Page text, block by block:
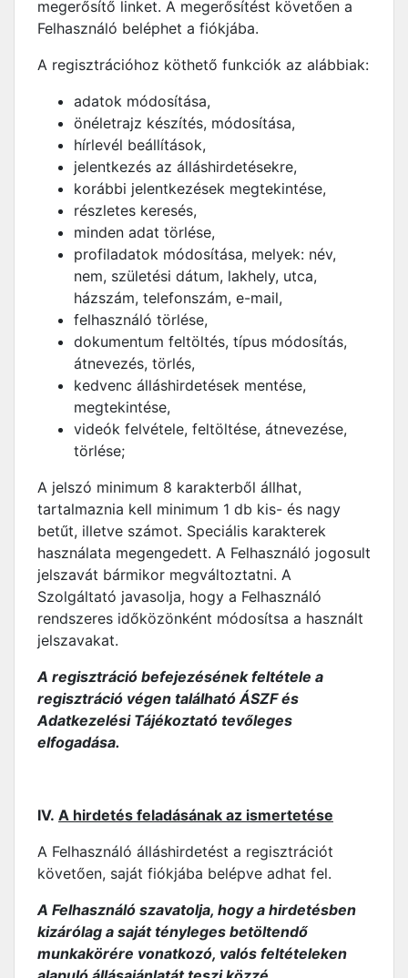
megerősítő linket. A megerősítést követően a
Felhasználó beléphet a fiókjába.
A regisztrációhoz köthető funkciók az alábbiak:
adatok módosítása,
önéletrajz készítés, módosítása,
hírlevél beállítások,
jelentkezés az álláshirdetésekre,
korábbi jelentkezések megtekintése,
részletes keresés,
minden adat törlése,
profiladatok módosítása, melyek: név,
nem, születési dátum, lakhely, utca,
házszám, telefonszám, e-mail,
felhasználó törlése,
dokumentum feltöltés, típus módosítás,
átnevezés, törlés,
kedvenc álláshirdetések mentése,
megtekintése,
videók felvétele, feltöltése, átnevezése,
törlése;
A jelszó minimum 8 karakterből állhat,
tartalmaznia kell minimum 1 db kis- és nagy
betűt, illetve számot. Speciális karakterek
használata megengedett. A Felhasználó jogosult
jelszavát bármikor megváltoztatni. A
Szolgáltató javasolja, hogy a Felhasználó
rendszeres időközönként módosítsa a használt
jelszavakat.
A regisztráció befejezésének feltétele a
regisztráció végen található ÁSZF és
Adatkezelési Tájékoztató tevőleges
elfogadása.
IV. A hirdetés feladásának az ismertetése
A Felhasználó álláshirdetést a regisztrációt
követően, saját fiókjába belépve adhat fel.
A Felhasználó szavatolja, hogy a hirdetésben
kizárólag a saját tényleges betöltendő
munkakörére vonatkozó, valós feltételeken